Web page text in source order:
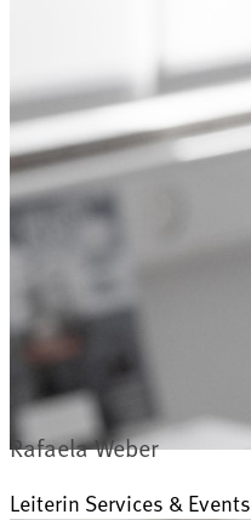
Rafaela Weber
Leiterin Services & Events